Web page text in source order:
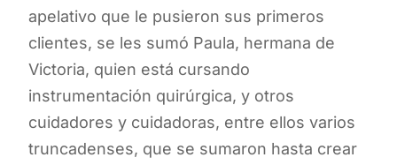
apelativo que le pusieron sus primeros
clientes, se les sumó Paula, hermana de
Victoria, quien está cursando
instrumentación quirúrgica, y otros
cuidadores y cuidadoras, entre ellos varios
truncadenses, que se sumaron hasta crear